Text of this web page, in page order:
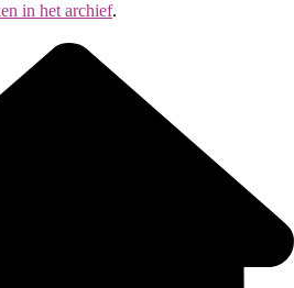
in het archief.